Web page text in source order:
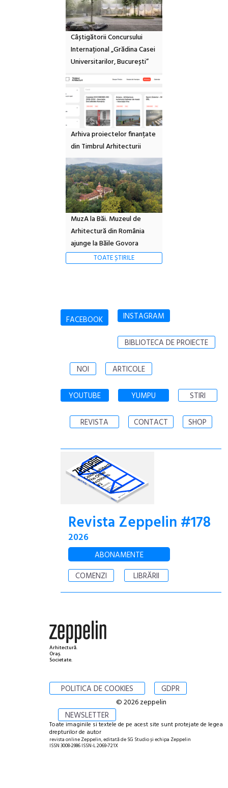
Câștigătorii Concursului
Internațional „Grădina Casei
Universitarilor, București”
Arhiva proiectelor finanțate
din Timbrul Arhitecturii
MuzA la Băi. Muzeul de
Arhitectură din România
ajunge la Băile Govora
TOATE ȘTIRILE
FACEBOOK INSTAGRAM
BIBLIOTECA DE PROIECTE
NOI ARTICOLE
YOUTUBE YUMPU STIRI
REVISTA CONTACT SHOP
Revista Zeppelin #178
2026
ABONAMENTE
COMENZI
LIBRĂRII
Arhitectură.
Oraș.
Societate.
POLITICA DE COOKIES GDPR
NEWSLETTER
© 2026 zeppelin
Toate imaginile si textele de pe acest site sunt protejate de legea
drepturilor de autor
revista online Zeppelin, editată de SG Studio și echipa Zeppelin
ISSN 3008-2986 ISSN-L 2069-721X